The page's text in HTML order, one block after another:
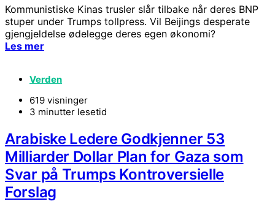
Kommunistiske Kinas trusler slår tilbake når deres BNP
stuper under Trumps tollpress. Vil Beijings desperate
gjengjeldelse ødelegge deres egen økonomi?
Les mer
Verden
619 visninger
3 minutter lesetid
Arabiske Ledere Godkjenner 53
Milliarder Dollar Plan for Gaza som
Svar på Trumps Kontroversielle
Forslag